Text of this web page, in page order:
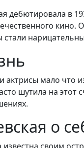
дебютировала в
стали
мало что
шутила на этот
о